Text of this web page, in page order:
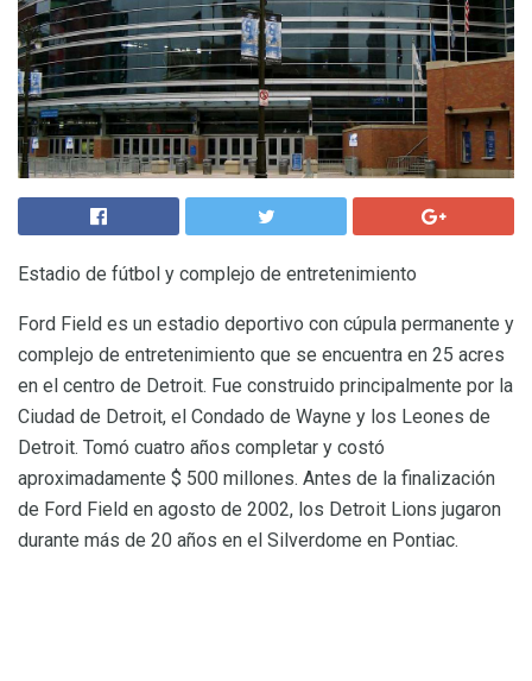
Estadio de fútbol y complejo de entretenimiento
Ford Field es un estadio deportivo con cúpula permanente y
complejo de entretenimiento que se encuentra en 25 acres
en el centro de Detroit. Fue construido principalmente por la
Ciudad de Detroit, el Condado de Wayne y los Leones de
Detroit. Tomó cuatro años completar y costó
aproximadamente $ 500 millones. Antes de la finalización
de Ford Field en agosto de 2002, los Detroit Lions jugaron
durante más de 20 años en el Silverdome en Pontiac.